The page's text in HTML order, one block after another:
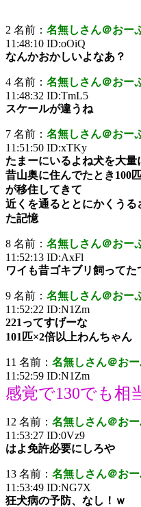
2 名前： 名無しさん＠おー
11:48:10 ID:oOiQ
なんかおかしいよなあ？
4 名前： 名無しさん＠おー
11:48:32 ID:TmL5
スケールが違うね
7 名前： 名無しさん＠おー
11:51:50 ID:xTKy
たまーにいるよね犬を大量
昔山奥に住んでたとき100
が移住してきて
近くを通るととにかくう
た記憶
8 名前： 名無しさん＠おー
11:52:13 ID:AxFl
ワイも昔ゴキブリ飼ってた
9 名前： 名無しさん＠おー
11:52:22 ID:N1Zm
221ってすげーな
101匹×2倍以上わんちゃん
11 名前： 名無しさん＠お
11:52:59 ID:N1Zm
感覚で130でも相
12 名前： 名無しさん＠お
11:53:27 ID:0Vz9
はよ免許必要にしろや
13 名前： 名無しさん＠お
11:53:49 ID:NG7X
狂犬病の予防、なし！ｗ